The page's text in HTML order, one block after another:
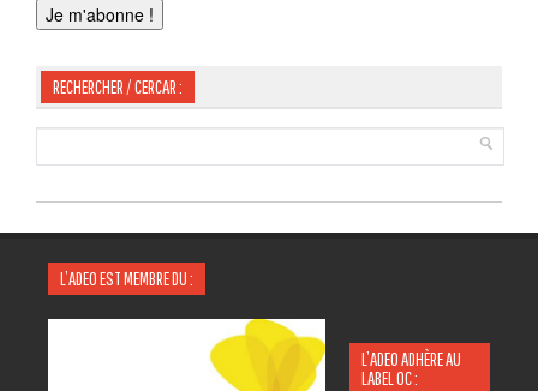
RECHERCHER / CERCAR :
L’ADEO EST MEMBRE DU :
L’ADEO ADHÈRE AU
LABEL OC :